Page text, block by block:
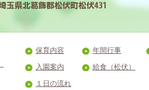
保育内容
入園案内
１日の流れ
年間行事
給食（松伏）